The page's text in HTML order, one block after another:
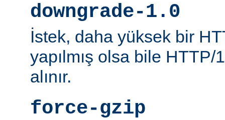
downgrade-1.0
İstek, daha yüksek bir
yapılmış olsa bile
alınır.
force-gzip